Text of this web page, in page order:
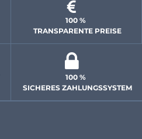
100 %
TRANSPARENTE PREISE
100 %
SICHERES ZAHLUNGSSYSTEM